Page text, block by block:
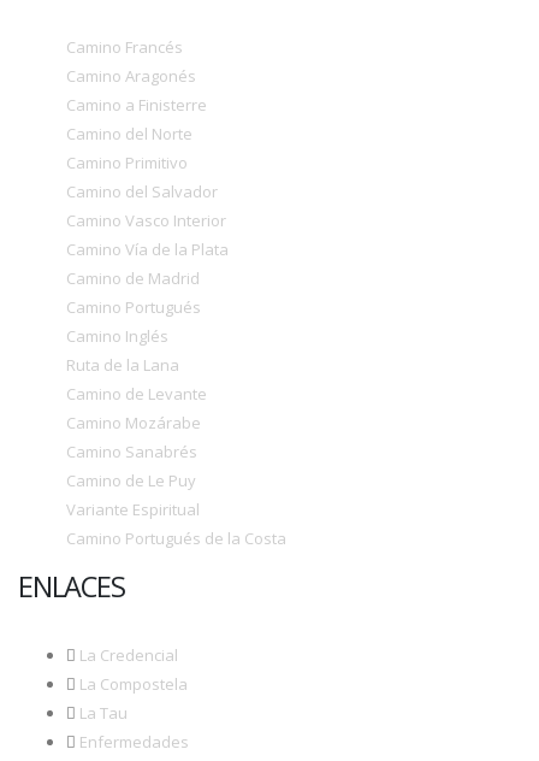
Camino Francés
Camino Aragonés
Camino a Finisterre
Camino del Norte
Camino Primitivo
Camino del Salvador
Camino Vasco Interior
Camino Vía de la Plata
Camino de Madrid
Camino Portugués
Camino Inglés
Ruta de la Lana
Camino de Levante
Camino Mozárabe
Camino Sanabrés
Camino de Le Puy
Variante Espiritual
Camino Portugués de la Costa
ENLACES
La Credencial
La Compostela
La Tau
Enfermedades